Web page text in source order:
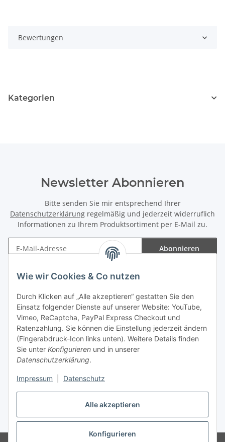
Alle akzeptieren
Konfigurieren
Wie wir Cookies & Co nutzen
Durch Klicken auf „Alle akzeptieren“ gestatten Sie den
Einsatz folgender Dienste auf unserer Website: YouTube,
Vimeo, ReCaptcha, PayPal Express Checkout und
Ratenzahlung. Sie können die Einstellung jederzeit ändern
(Fingerabdruck-Icon links unten). Weitere Details finden
Sie unter Konfigurieren und in unserer
Datenschutzerklärung.
Impressum Datenschutz
Bewertungen
Kategorien
Newsletter Abonnieren
Bitte senden Sie mir entsprechend Ihrer
Datenschutzerklärung regelmäßig und jederzeit widerruflich
Informationen zu Ihrem Produktsortiment per E-Mail zu.
Abonnieren
Gesetzliche Informationen
Vertrag widerrufen
* Gemäß §19 UStG wird keine Umsatzsteuer berechnet, zzgl.Versand